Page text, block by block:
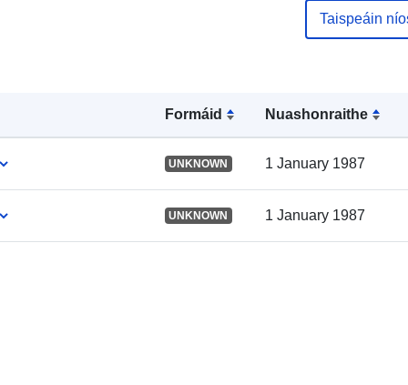
Formáid Nuashonraithe
UNKNOWN 1 January 1987
UNKNOWN 1 January 1987
Taifead
Spásúil:
Taispeáin